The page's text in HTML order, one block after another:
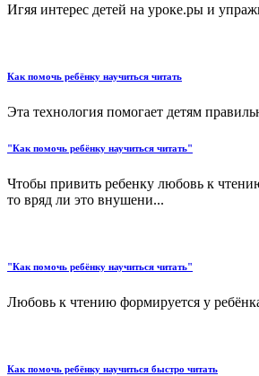
Игяя интерес детей на уроке.ры и
Как помочь ребёнку научиться читать
Эта технология помогает детям
"Как помочь ребёнку научиться читать"
Чтобы привить ребенку любовь к
то вряд ли это внушени...
"Как помочь ребёнку научиться читать"
Любовь к чтению формируется у
Как помочь ребёнку научиться быстро читать